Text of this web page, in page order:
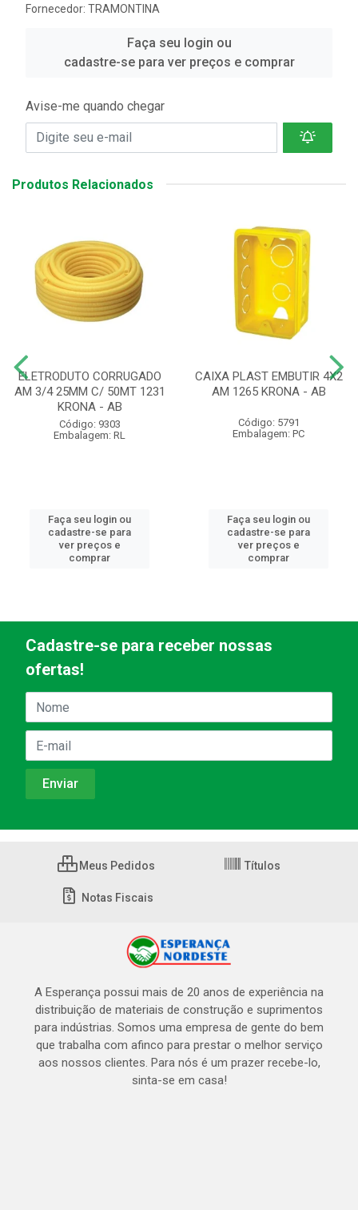
Fornecedor: TRAMONTINA
Faça seu login ou
cadastre-se para ver preços e comprar
Avise-me quando chegar
Produtos Relacionados
ELETRODUTO CORRUGADO
AM 3/4 25MM C/ 50MT 1231
KRONA - AB
Código: 9303
Embalagem: RL
Faça seu login ou
cadastre-se para
ver preços e
comprar
CAIXA PLAST EMBUTIR 4X2
AM 1265 KRONA - AB
Código: 5791
Embalagem: PC
Faça seu login ou
cadastre-se para
ver preços e
comprar
Cadastre-se para receber nossas
ofertas!
Meus Pedidos Títulos
Notas Fiscais
A Esperança possui mais de 20 anos de experiência na
distribuição de materiais de construção e suprimentos
para indústrias. Somos uma empresa de gente do bem
que trabalha com afinco para prestar o melhor serviço
aos nossos clientes. Para nós é um prazer recebe-lo,
sinta-se em casa!